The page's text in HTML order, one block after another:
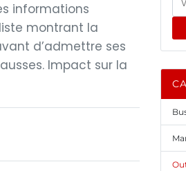
informations
montrant la
d’admettre ses
Impact sur la